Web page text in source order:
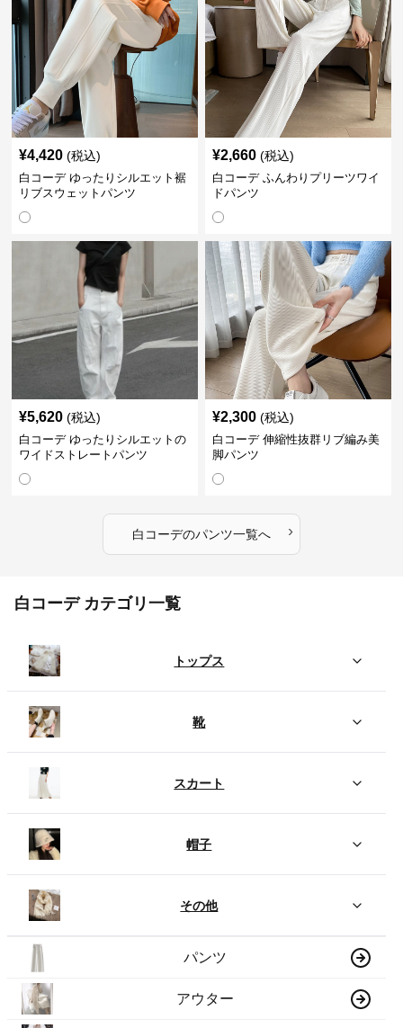
¥4,420 (税込)
白コーデ ゆったりシルエット裾
リブスウェットパンツ
¥2,660 (税込)
白コーデ ふんわりプリーツワイ
ドパンツ
¥5,620 (税込)
白コーデ ゆったりシルエットの
ワイドストレートパンツ
¥2,300 (税込)
白コーデ 伸縮性抜群リブ編み美
脚パンツ
白コーデのパンツ一覧へ ›
白コーデ カテゴリ一覧
トップス
靴
スカート
帽子
その他
パンツ
アウター